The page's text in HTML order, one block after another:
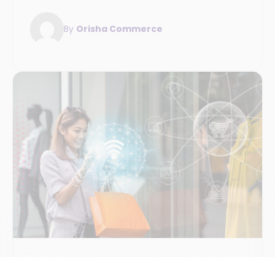
empresariales actuales.
By Orisha Commerce